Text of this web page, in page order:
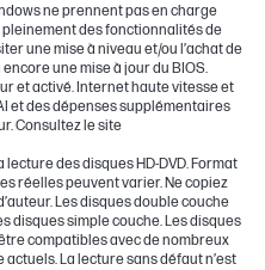
ne prennent pas en charge
des fonctionnalités de
une mise à niveau et/ou l’achat de
une mise à jour du BIOS.
et activé. Internet haute vitesse et
et des dépenses supplémentaires
Consultez le site
lecture des disques HD-DVD. Format
réelles peuvent varier. Ne copiez
Les disques double couche
disques simple couche. Les disques
compatibles avec de nombreux
La lecture sans défaut n’est